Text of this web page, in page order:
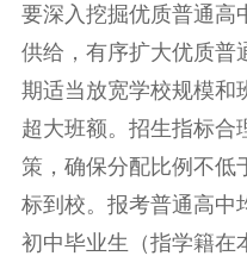
要深入挖掘优质普通高
供给，有序扩大优质普
期适当放宽学校规模和
超大班额。招生指标合
策，确保分配比例不低
标到校。报考普通高中
初中毕业生（指学籍在